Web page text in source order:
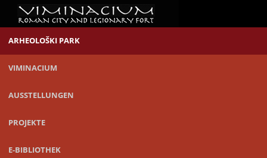
ARHEOLOŠKI PARK
VIMINACIUM
AUSSTELLUNGEN
PROJEKTE
E-BIBLIOTHEK